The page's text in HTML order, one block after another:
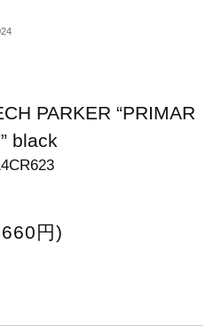
PARKER “PRIMAR
black
円)